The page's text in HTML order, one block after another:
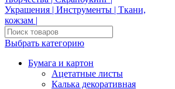
Выбрать категорию
Бумага и картон
Ацетатные листы
Калька декоративная